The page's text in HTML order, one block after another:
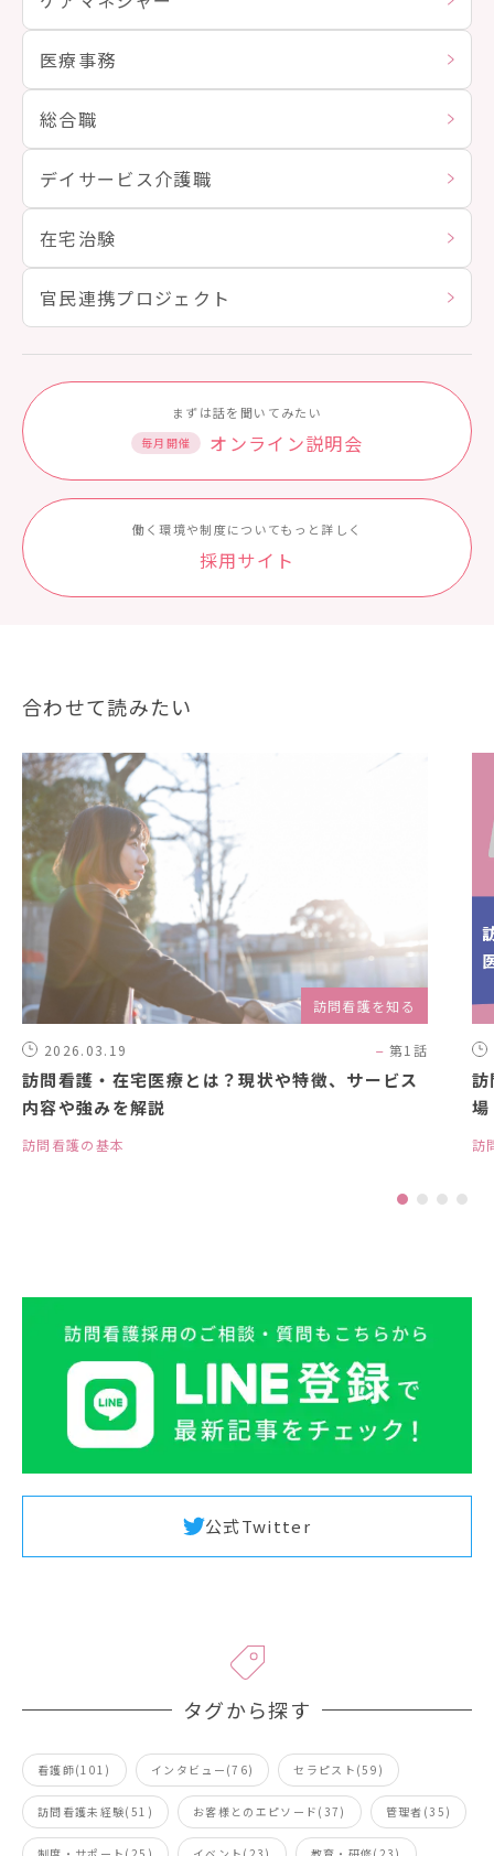
医療事務
総合職
デイサービス介護職
在宅治験
官民連携プロジェクト
まずは話を聞いてみたい
毎月開催 オンライン説明会
働く環境や制度についてもっと詳しく
採⽤サイト
合わせて読みたい
訪問看護を知る
2026.03.19 第1話
訪問看護・在宅医療とは？現状や特徴、サービス
内容や強みを解説
訪問看護の基本
訪
場
訪
公式Twitter
タグから探す
看護師(101) インタビュー(76) セラピスト(59)
訪問看護未経験(51) お客様とのエピソード(37) 管理者(35)